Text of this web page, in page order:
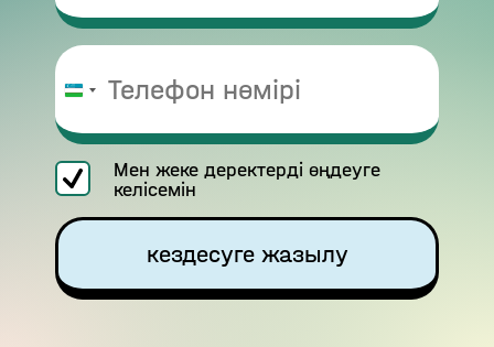
Uzbekistan
Мен жеке деректерді өңдеуге
келісемін
кездесуге жазылу